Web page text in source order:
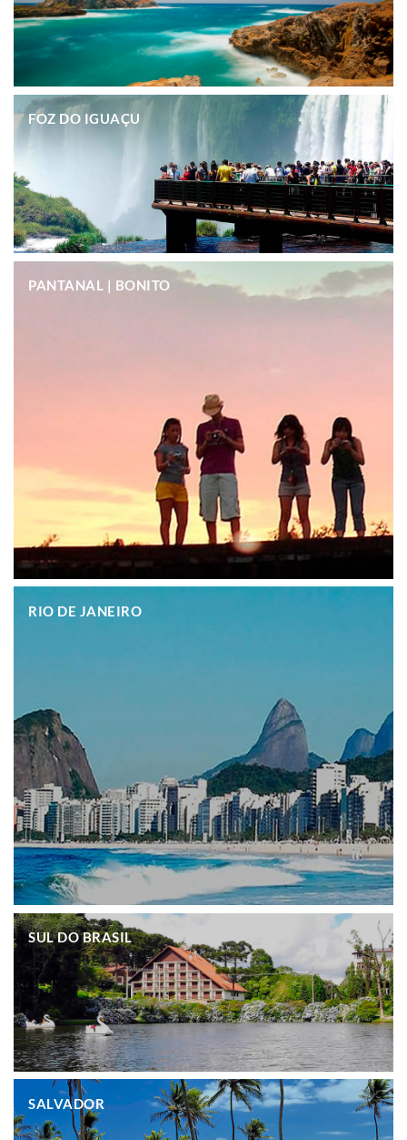
FOZ DO IGUAÇU
PANTANAL | BONITO
RIO DE JANEIRO
.
SUL DO BRASIL
SALVADOR